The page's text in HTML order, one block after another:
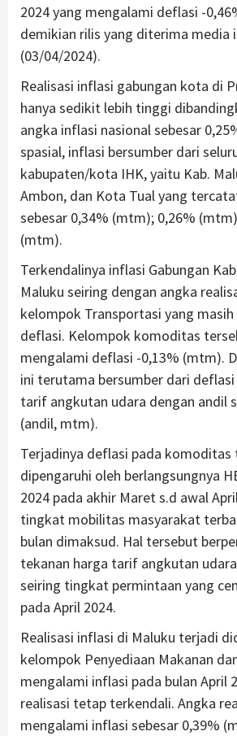
2024 yang mengalami deflasi -
demikian rilis yang diterima media
(03/04/2024).
Realisasi inflasi gabungan kota di
hanya sedikit lebih tinggi
angka inflasi nasional sebesar
spasial, inflasi bersumber dari
kabupaten/kota IHK, yaitu Kab.
Ambon, dan Kota Tual yang
sebesar 0,34% (mtm); 0,26%
(mtm).
Terkendalinya inflasi Gabungan
Maluku seiring dengan angka
kelompok Transportasi yang
deflasi. Kelompok komoditas
mengalami deflasi -0,13% (mtm).
ini terutama bersumber dari
tarif angkutan udara dengan andil
(andil, mtm).
Terjadinya deflasi pada komoditas
dipengaruhi oleh berlangsungnya
2024 pada akhir Maret s.d awal
tingkat mobilitas masyarakat
bulan dimaksud. Hal tersebut
tekanan harga tarif angkutan
seiring tingkat permintaan yang
pada April 2024.
Realisasi inflasi di Maluku terjadi
kelompok Penyediaan Makanan
mengalami inflasi pada bulan April
realisasi tetap terkendali. Angka
mengalami inflasi sebesar 0,39%